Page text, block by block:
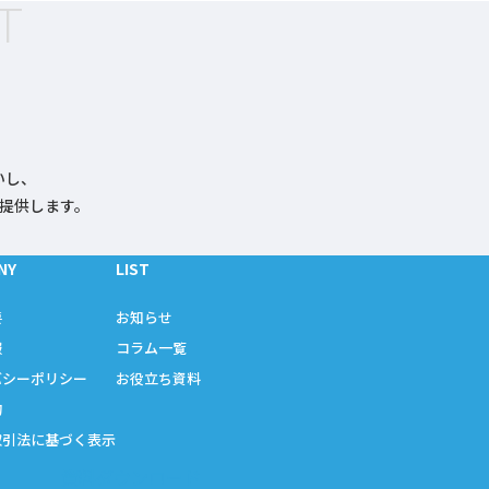
、
供します。
ーポリシー
法に基づく表示
LIST
お知らせ
コラム一覧
お役立ち資料